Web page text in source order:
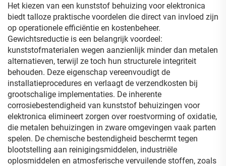
Het kiezen van een kunststof behuizing voor elektronica
biedt talloze praktische voordelen die direct van invloed zijn
op operationele efficiëntie en kostenbeheer.
Gewichtsreductie is een belangrijk voordeel:
kunststofmaterialen wegen aanzienlijk minder dan metalen
alternatieven, terwijl ze toch hun structurele integriteit
behouden. Deze eigenschap vereenvoudigt de
installatieprocedures en verlaagt de verzendkosten bij
grootschalige implementaties. De inherente
corrosiebestendigheid van kunststof behuizingen voor
elektronica elimineert zorgen over roestvorming of oxidatie,
die metalen behuizingen in zware omgevingen vaak parten
spelen. De chemische bestendigheid beschermt tegen
blootstelling aan reinigingsmiddelen, industriële
oplosmiddelen en atmosferische vervuilende stoffen, zoals